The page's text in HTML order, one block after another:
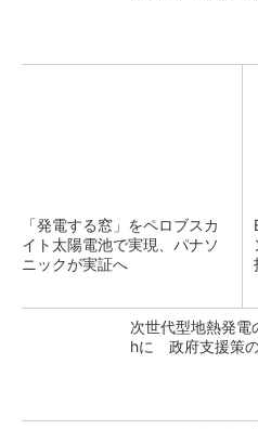
「発電する窓」をペロブスカ
イト太陽電池で実現、パナソ
ニックが実証へ
次世代型地熱発
hに 政府支援策